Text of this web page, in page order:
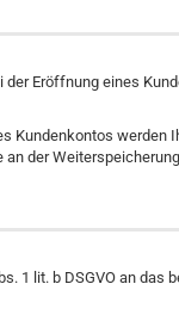
Eröffnung eines
Kundenkontos werden
der
1 lit. b DSGVO an das